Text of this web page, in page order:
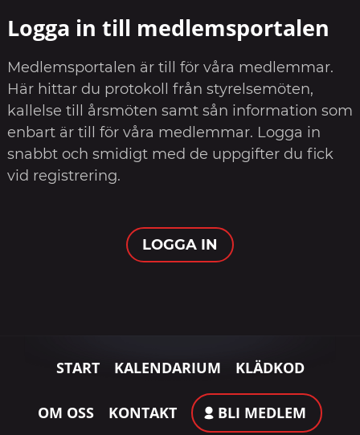
Logga in till medlemsportalen
Medlemsportalen är till för våra medlemmar.
Här hittar du protokoll från styrelsemöten,
kallelse till årsmöten samt sån information som
enbart är till för våra medlemmar. Logga in
snabbt och smidigt med de uppgifter du fick
vid registrering.
LOGGA IN
START KALENDARIUM KLÄDKOD
OM OSS KONTAKT BLI MEDLEM